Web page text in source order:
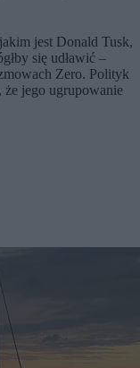
jest Donald Tusk,
się udławić –
Zero. Polityk
że jego ugrupowanie